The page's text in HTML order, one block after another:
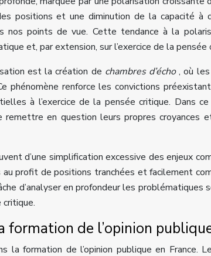
positions et une diminution de la capacité à
nos points de vue. Cette tendance à la
et, par extension, sur l’exercice de la pensée
est la création de chambres d’écho, où
phénomène renforce les convictions
à l’exercice de la pensée critique. Dans
en question leurs propres croyances et
d’une simplification excessive des enjeux
profit de positions tranchées et facilement
d’analyser en profondeur les problématiques
formation de l’opinion
la formation de l’opinion publique en France.